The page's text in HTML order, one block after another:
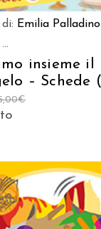
Emilia Palladino
...
insieme il
– Schede
€